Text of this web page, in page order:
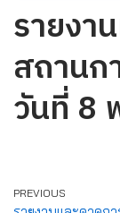
รายงา
สถานก
วันที่ 8
PREVIOUS